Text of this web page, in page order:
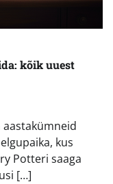
kõik uuest
aastakümneid
kus
Potteri saaga
[…]